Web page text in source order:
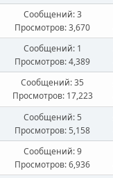
Сообщений: 3
Просмотров: 3,670
Сообщений: 1
Просмотров: 4,389
Сообщений: 35
Просмотров: 17,223
Сообщений: 5
Просмотров: 5,158
Сообщений: 9
Просмотров: 6,936